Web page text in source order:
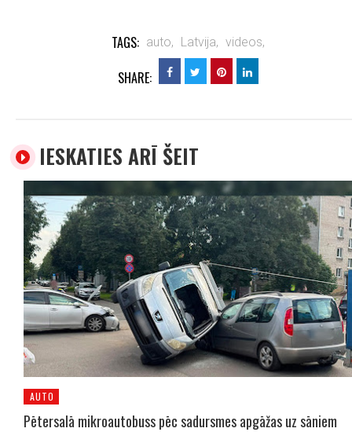
TAGS: auto, Latvija, videos,
SHARE:
IESKATIES ARĪ ŠEIT
AUTO
Pētersalā mikroautobuss pēc sadursmes apgāžas uz sāniem